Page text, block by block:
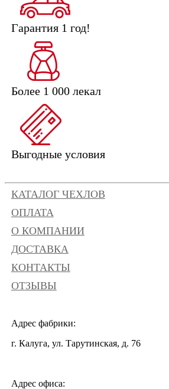
Гарантия 1 год!
Более 1 000 лекал
Выгодные условия
КАТАЛОГ ЧЕХЛОВ
ОПЛАТА
О КОМПАНИИ
ДОСТАВКА
КОНТАКТЫ
ОТЗЫВЫ
Адрес фабрики:
г. Калуга, ул. Тарутинская, д. 76
Адрес офиса: